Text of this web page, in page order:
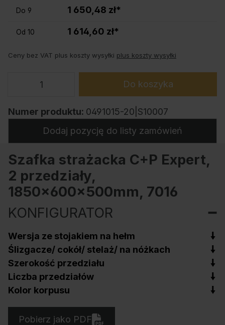
Do 9 1 650,48 zł*
Od 10 1 614,60 zł*
Ceny bez VAT plus koszty wysyłki plus koszty wysyłki
Do koszyka
Numer produktu: 0491015-20|S10007
Dodaj pozycję do listy zamówień
Szafka strażacka C+P Expert,
2 przedziały,
1850x600x500mm, 7016
KONFIGURATOR
Wersja ze stojakiem na hełm
Ślizgacze/ cokół/ stelaż/ na nóżkach
Szerokość przedziału
Liczba przedziałów
Kolor korpusu
Pobierz jako PDF